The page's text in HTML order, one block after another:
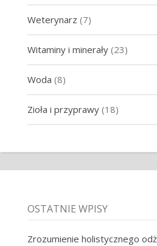
Weterynarz (7)
Witaminy i minerały(23)
Woda (8)
Zioła i przyprawy(18)
OSTATNIE WPISY
Zrozumienie holistycznego